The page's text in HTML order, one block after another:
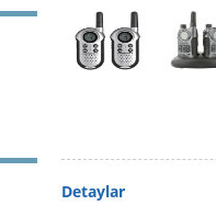
Detaylar